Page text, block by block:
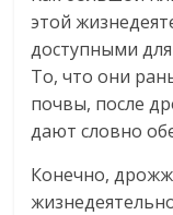
этой
доступными
То, что они
почвы, после
дают словно
Конечно,